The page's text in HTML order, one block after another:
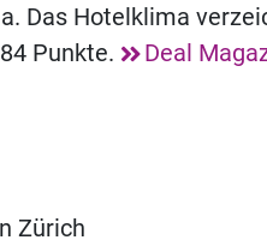
Das Hotelklima
Punkte.
Deal
Zürich